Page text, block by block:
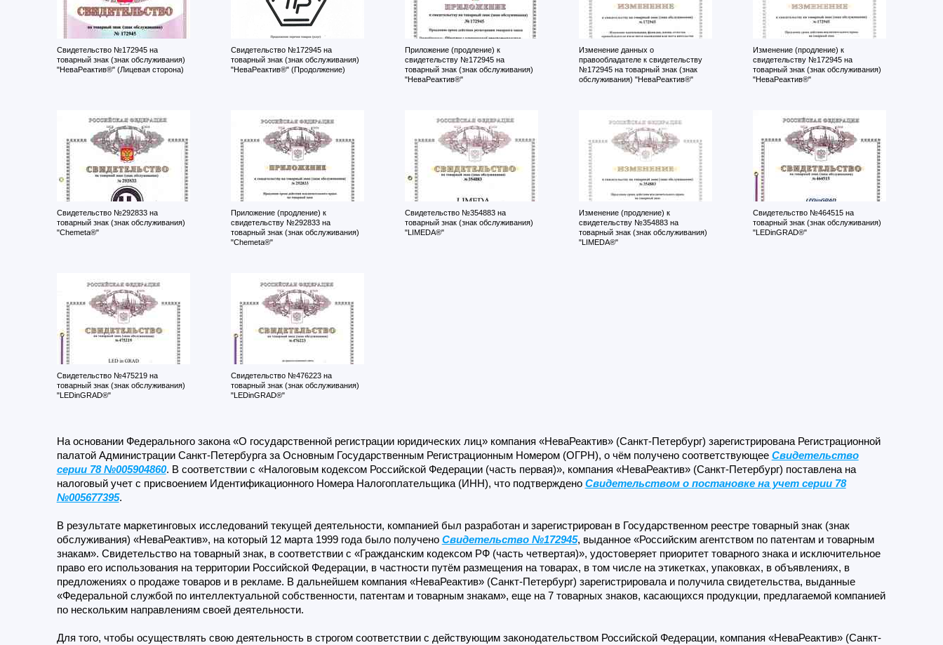
Свидетельство №172945 на
товарный знак (знак обслуживания)
"НеваРеактив®" (Лицевая сторона)
Свидетельство №172945 на
товарный знак (знак обслуживания)
"НеваРеактив®" (Продолжение)
Приложение (продление) к
свидетельству №172945 на
товарный знак (знак обслуживания)
"НеваРеактив®"
Изменение данных о
правообладателе к свидетельству
№172945 на товарный знак (знак
обслуживания) "НеваРеактив®"
Изменение (продление) к
свидетельству №172945 на
товарный знак (знак обслуживания)
"НеваРеактив®"
Свидетельство №292833 на
товарный знак (знак обслуживания)
"Chemeta®"
Приложение (продление) к
свидетельству №292833 на
товарный знак (знак обслуживания)
"Chemeta®"
Свидетельство №354883 на
товарный знак (знак обслуживания)
"LIMEDA®"
Изменение (продление) к
свидетельству №354883 на
товарный знак (знак обслуживания)
"LIMEDA®"
Свидетельство №464515 на
товарный знак (знак обслуживания)
"LEDinGRAD®"
Свидетельство №475219 на
товарный знак (знак обслуживания)
"LEDinGRAD®"
Свидетельство №476223 на
товарный знак (знак обслуживания)
"LEDinGRAD®"
На основании Федерального закона «О государственной регистрации юридических лиц» компания «НеваРеактив» (Санкт-Петербург) зарегистрирована Регистрационной
палатой Администрации Санкт-Петербурга за Основным Государственным Регистрационным Номером (ОГРН), о чём получено соответствующее Свидетельство
серии 78 №005904860. В соответствии с «Налоговым кодексом Российской Федерации (часть первая)», компания «НеваРеактив» (Санкт-Петербург) поставлена на
налоговый учет с присвоением Идентификационного Номера Налогоплательщика (ИНН), что подтверждено Свидетельством о постановке на учет серии 78
№005677395.
В результате маркетинговых исследований текущей деятельности, компанией был разработан и зарегистрирован в Государственном реестре товарный знак (знак
обслуживания) «НеваРеактив», на который 12 марта 1999 года было получено Свидетельство №172945, выданное «Российским агентством по патентам и товарным
знакам». Свидетельство на товарный знак, в соответствии с «Гражданским кодексом РФ (часть четвертая)», удостоверяет приоритет товарного знака и исключительное
право его использования на территории Российской Федерации, в частности путём размещения на товарах, в том числе на этикетках, упаковках, в объявлениях, в
предложениях о продаже товаров и в рекламе. В дальнейшем компания «НеваРеактив» (Санкт-Петербург) зарегистрировала и получила свидетельства, выданные
«Федеральной службой по интеллектуальной собственности, патентам и товарным знакам», еще на 7 товарных знаков, касающихся продукции, предлагаемой компанией
по нескольким направлениям своей деятельности.
Для того, чтобы осуществлять свою деятельность в строгом соответствии с действующим законодательством Российской Федерации, компания «НеваРеактив» (Санкт-